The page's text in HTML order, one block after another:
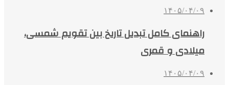
۱۴۰۵/۰۴/۰۹
راهنمای کامل تبدیل تاریخ بین تقویم شمسی،
میلادی و قمری
۱۴۰۵/۰۴/۰۹